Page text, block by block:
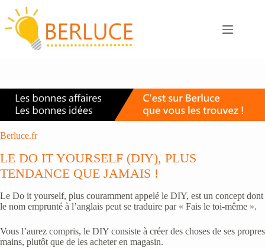
au
contenu
Berluce.fr
LE DO IT YOURSELF (DIY), PLUS
TENDANCE QUE JAMAIS !
Le Do it yourself, plus couramment appelé le DIY, est un concept dont
le nom emprunté à l’anglais peut se traduire par « Fais le toi-même ».
Vous l’aurez compris, le DIY consiste à créer des choses de ses propres
mains, plutôt que de les acheter en magasin.